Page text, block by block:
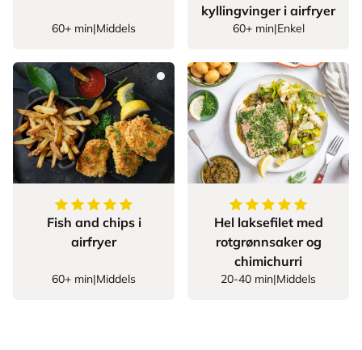
60+ min|Middels
kyllingvinger i airfryer
60+ min|Enkel
5av5stjerner
Fish and chips i
airfryer
60+ min|Middels
5av5stjerner
Hel laksefilet med
rotgrønnsaker og
chimichurri
20-40 min|Middels